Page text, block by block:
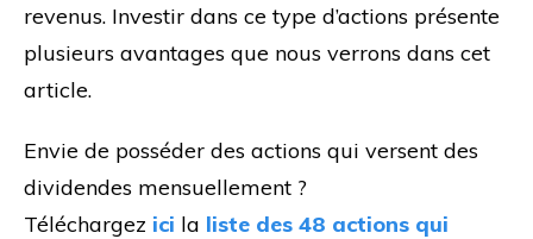
revenus. Investir dans ce type d’actions présente
plusieurs avantages que nous verrons dans cet
article.
Envie de posséder des actions qui versent des
dividendes mensuellement ?
Téléchargez ici la liste des 48 actions qui